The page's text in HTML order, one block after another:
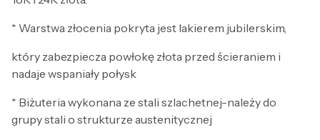
* Warstwa złocenia pokryta jest lakierem jubilerskim,
który zabezpiecza powłokę złota przed ścieraniem i
nadaje wspaniały połysk
* Biżuteria wykonana ze stali szlachetnej-należy do
grupy stali o strukturze austenitycznej